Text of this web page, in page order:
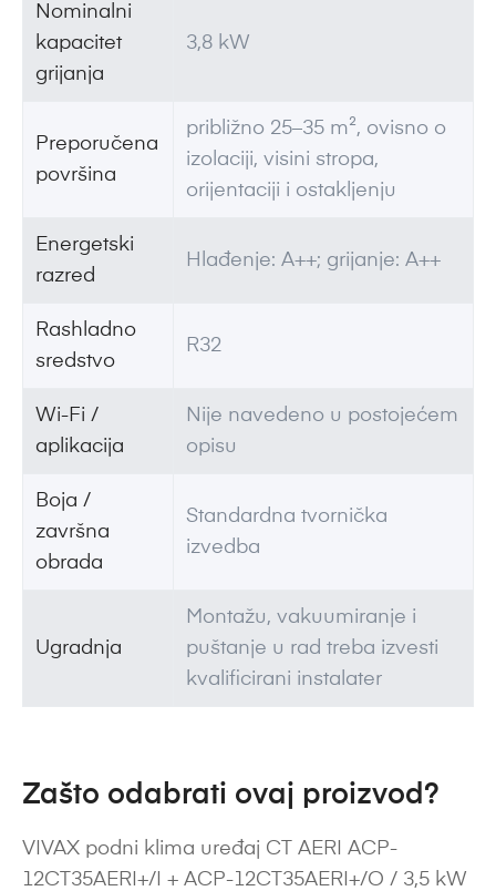
Nominalni
kapacitet
grijanja
3,8 kW
Preporučena
površina
približno 25–35 m², ovisno o
izolaciji, visini stropa,
orijentaciji i ostakljenju
Energetski
razred
Hlađenje: A++; grijanje: A++
Rashladno
sredstvo
R32
Wi-Fi /
aplikacija
Nije navedeno u postojećem
opisu
Boja /
završna
obrada
Standardna tvornička
izvedba
Ugradnja
Montažu, vakuumiranje i
puštanje u rad treba izvesti
kvalificirani instalater
Zašto odabrati ovaj proizvod?
VIVAX podni klima uređaj CT AERI ACP-
12CT35AERI+/I + ACP-12CT35AERI+/O / 3,5 kW